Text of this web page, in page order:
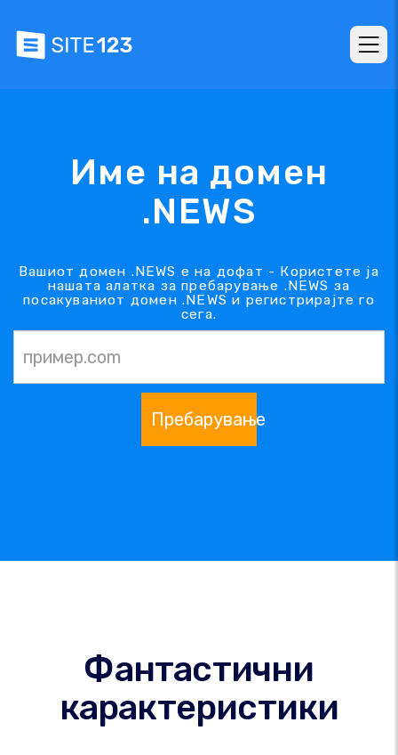
Име на домен
.NEWS
Вашиот домен .NEWS е на дофат - Користете ја
нашата алатка за пребарување .NEWS за
посакуваниот домен .NEWS и регистрирајте го
сега.
Пребарување
Фантастични
карактеристики